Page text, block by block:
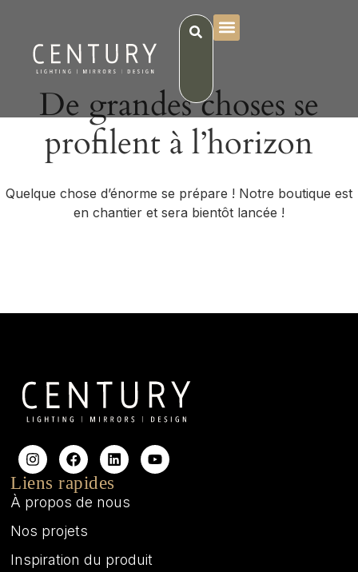
De grandes choses se
profilent à l’horizon
Quelque chose d’énorme se prépare ! Notre boutique est
en chantier et sera bientôt lancée !
Liens rapides
À propos de nous
Nos projets
Inspiration du produit